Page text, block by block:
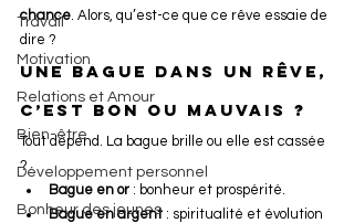
Travail
Motivation
Relations et Amour
Bien-être
Développement personnel
Bonheur des jeunes
chance. Alors, qu’est-ce que ce rêve essaie de
dire ?
Une bague dans un rêve,
c’est bon ou mauvais ?
Tout dépend. La bague brille ou elle est cassée
?
Bague en or : bonheur et prospérité.
Bague en argent : spiritualité et évolution